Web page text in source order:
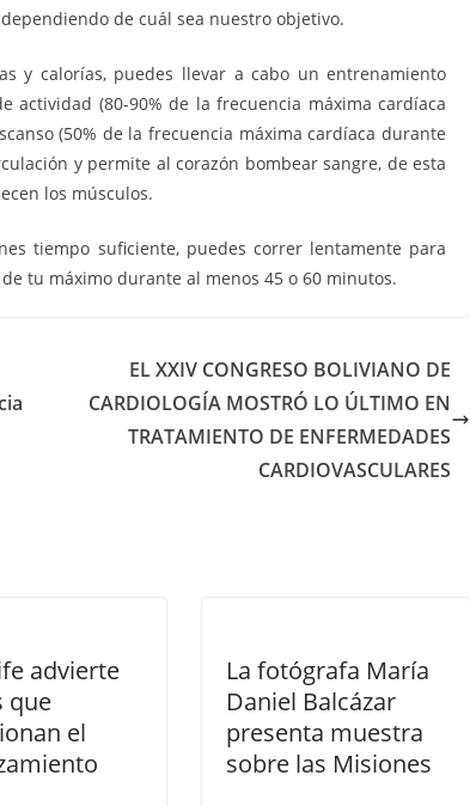
de cuál sea nuestro objetivo.
y calorías, puedes llevar a cabo un entrenamiento
actividad (80-90% de la frecuencia máxima cardíaca
(50% de la frecuencia máxima cardíaca durante
y permite al corazón bombear sangre, de esta
los músculos.
tiempo suficiente, puedes correr lentamente para
tu máximo durante al menos 45 o 60 minutos.
EL XXIV CONGRESO BOLIVIANO DE
CARDIOLOGÍA MOSTRÓ LO ÚLTIMO EN
TRATAMIENTO DE ENFERMEDADES
CARDIOVASCULARES
advierte
que
el
La fotógrafa María
Daniel Balcázar
presenta muestra
sobre las Misiones